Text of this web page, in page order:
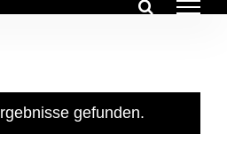
gefunden.